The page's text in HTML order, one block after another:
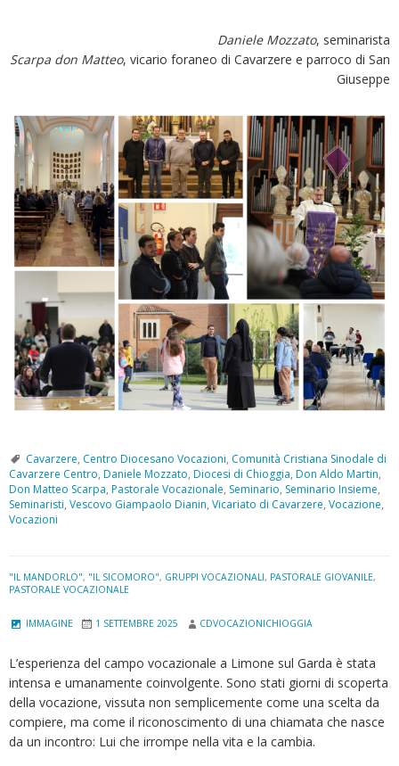
Daniele Mozzato, seminarista
Scarpa don Matteo, vicario foraneo di Cavarzere e parroco di San
Giuseppe
Cavarzere, Centro Diocesano Vocazioni, Comunità Cristiana Sinodale di
Cavarzere Centro, Daniele Mozzato, Diocesi di Chioggia, Don Aldo Martin,
Don Matteo Scarpa, Pastorale Vocazionale, Seminario, Seminario Insieme,
Seminaristi, Vescovo Giampaolo Dianin, Vicariato di Cavarzere, Vocazione,
Vocazioni
"IL MANDORLO", "IL SICOMORO", GRUPPI VOCAZIONALI, PASTORALE GIOVANILE,
PASTORALE VOCAZIONALE
IMMAGINE 1 SETTEMBRE 2025 CDVOCAZIONICHIOGGIA
L’esperienza del campo vocazionale a Limone sul Garda è stata
intensa e umanamente coinvolgente. Sono stati giorni di scoperta
della vocazione, vissuta non semplicemente come una scelta da
compiere, ma come il riconoscimento di una chiamata che nasce
da un incontro: Lui che irrompe nella vita e la cambia.